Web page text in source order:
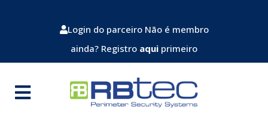
Login do parceiroNão é membro
ainda? Registro aqui primeiro